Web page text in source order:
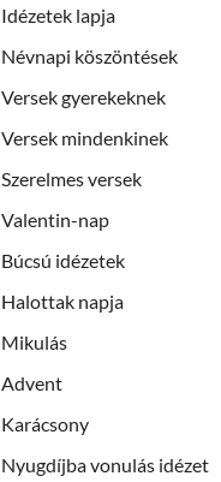
Idézetek lapja
Névnapi köszöntések
Versek gyerekeknek
Versek mindenkinek
Szerelmes versek
Valentin-nap
Búcsú idézetek
Halottak napja
Mikulás
Advent
Karácsony
Nyugdíjba vonulás idézet